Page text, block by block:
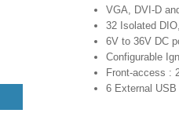
VGA, DVI-D
32 Isolated
6V to 36V DC
Configurable
Front-access :
6 External USB